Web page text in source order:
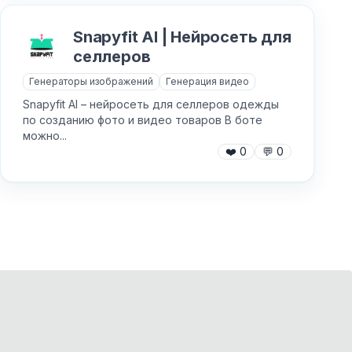
Snapyfit AI | Нейросеть для
селлеров
Генераторы изображений Генерация видео
Snapyfit AI – нейросеть для селлеров одежды
по созданию фото и видео товаров В боте
можно...
❤️ 0 💬 0